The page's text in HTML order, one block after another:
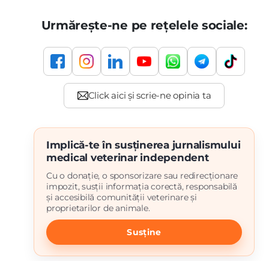
Urmărește-ne pe rețelele sociale:
Implică-te în susținerea jurnalismului
medical veterinar independent
Cu o donație, o sponsorizare sau redirecționare
impozit, susții informația corectă, responsabilă
și accesibilă comunității veterinare și
proprietarilor de animale.
Susține